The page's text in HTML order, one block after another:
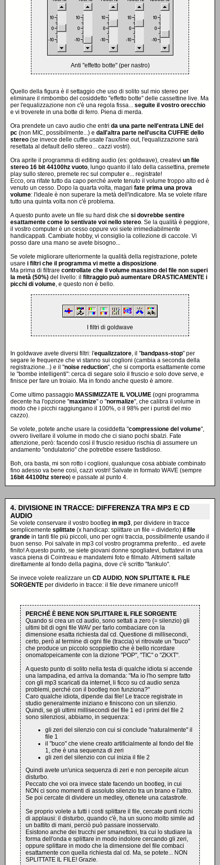
Anti "effetto botte" (per nastro)
Quello della figura è il settaggio che uso di solito sul mio stereo per
eliminare il rimbombo del cosiddetto "effetto botte" delle cassettine live. Ma
per l'equalizzazione non c'è una regola fissa... seguite il vostro orecchio
e vi troverete in una botte di ferro. Piena di merda.
Ora prendete un cavo audio che entri da una parte nell'entrata LINE del
pc (non MIC, possibilmente...) e dall'altra parte nell'uscita CUFFIE dello
stereo (se invece delle cuffie usate l'aux/line out, l'equalizzazione sarà
resettata al default dello stereo... cazzi vostri).
Ora aprite il programma di editing audio (es: goldwave), createvi un file
stereo 16 bit 44100hz vuoto, lungo quanto il lato della cassettina, premete
play sullo stereo, premete rec sul computer e... registrate!
Ecco, ora rifate tutto da capo perché avete tenuto il volume troppo alto ed è
venuto un cesso. Dopo la quarta volta, magari fate prima una prova
volume: l'ideale è non superare la metà dell'indicatore. Ma se volete rifare
tutto una quinta volta non c'è problema.
A questo punto avete un file su hard disk che si dovrebbe sentire
esattamente come lo sentivate voi nello stereo. Se la qualità è peggiore,
il vostro computer è un cesso oppure voi siete irrimediabilmente
handicappati. Cambiate hobby, vi consiglio la collezione di caccole. Vi
posso dare una mano se avete bisogno...
Se volete migliorare ulteriormente la qualità della registrazione, potete
usare i filtri che il programma vi mette a disposizione.
Ma prima di filtrare controllate che il volume massimo del file non superi
la metà (50%) del livello: il filtraggio può aumentare DRASTICAMENTE i
picchi di volume, e questo non è bello.
I filtri di goldwave
In goldwave avete diversi filtri: l'equalizzatore, il "bandpass-stop" per
segare le frequenze che vi stanno sui coglioni (cambia a seconda della
registrazione...) e il "noise reduction", che si comporta esattamente come
le "bombe intelligenti": cerca di segare solo il fruscio e solo dove serve, e
finisce per fare un troiaio. Ma in fondo anche questo è amore.
Come ultimo passaggio MASSIMIZZATE IL VOLUME (ogni programma
decente ha l'opzione "maximize" o "normalize", che calibra il volume in
modo che i picchi raggiungano il 100%, o il 98% per i puristi del mio
cazzo).
Se volete, potete anche usare la cosiddetta "compressione del volume",
ovvero livellare il volume in modo che ci siano pochi sbalzi. Fate
attenzione, però: facendo così il fruscio residuo rischia di assumere un
andamento "ondulatorio" che potrebbe essere fastidioso.
Boh, ora basta, mi son rotto i coglioni, qualunque cosa abbiate combinato
fino adesso va bene così, cazzi vostri! Salvate in formato WAVE (sempre
16bit 44100hz stereo) e passate al punto 4.
4. DIVISIONE IN TRACCE: DIFFERENZA TRA MP3 E CD
AUDIO
Se volete conservare il vostro bootleg in mp3, per dividere in tracce
semplicemente splittate (x handicap: splittare un file = dividerlo) il file
grande in tanti file più piccoli, uno per ogni traccia, possibilmente usando il
buon senso. Poi salvate in mp3 col vostro programma preferito... ed avete
finito! A questo punto, se siete giovani donne spogliatevi, buttatevi in una
vasca piena di Cointreau e mandatemi foto e filmato. Altrimenti saltate
direttamente al fondo della pagina, dove c'è scritto "fankulo".
Se invece volete realizzare un CD AUDIO, NON SPLITTATE IL FILE
SORGENTE per dividerlo in tracce: il file deve rimanere unico!!!
PERCHÉ È BENE NON SPLITTARE IL FILE SORGENTE
Quando si crea un cd audio, sono settati a zero (= silenzio) gli
ultimi bit di ogni file WAV per farlo combaciare con la
dimensione esatta richiesta dal cd. Questione di millisecondi,
certo, però al termine di ogni file (traccia) vi ritrovate un "buco"
che produce un piccolo scoppiettio che è bello ricordare
onomatopeicamente con la dizione "POP", "TIC" o "ZKXT".
A questo punto di solito nella testa di qualche idiota si accende
una lampadina, ed arriva la domanda: "Ma io l'ho sempre fatto
con gli mp3 scaricati da internet, li ficco su cd audio senza
problemi, perché con il bootleg non funziona?"
Caro qualche idiota, dipende dai file! Le tracce registrate in
studio generalmente iniziano e finiscono con un silenzio.
Quindi, se gli ultimi millisecondi del file 1 ed i primi del file 2
sono silenziosi, abbiamo, in sequenza:
gli zeri del silenzio con cui si conclude "naturalmente" il
file 1
il "buco" che viene creato artificialmente al fondo del file
1, che è una sequenza di zeri
gli zeri del silenzio con cui inizia il file 2
Quindi avete un'unica sequenza di zeri e non percepite alcun
disturbo.
Peccato che voi ora invece state facendo un bootleg, in cui
NON ci sono momenti di assoluto silenzio tra un brano e l'altro.
Se poi cercate di dividere un medley, ottenete una catastrofe.
Se proprio volete a tutti i costi splittare il file, cercate punti ricchi
di applausi: il disturbo, quando c'è, ha un suono molto simile ad
un battito di mani, perciò può passare inosservato.
Esistono anche dei trucchi per smanettoni, tra cui lo studiare la
forma dell'onda e splittare in modo indolore cercando gli zeri,
oppure splittare in modo che la dimensione del file combaci
esattamente con quella richiesta dal cd. Ma, se potete... NON
SPLITTATE IL FILE! Grazie.